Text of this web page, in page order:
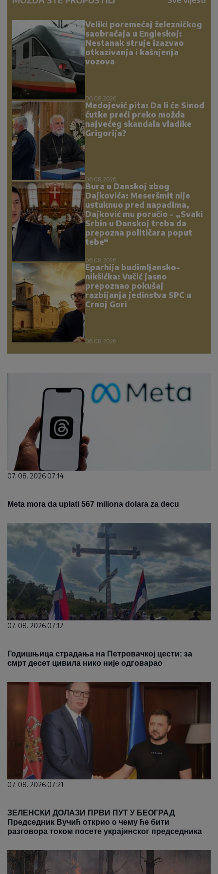
Veliki poremećaj železničkog
saobraćaja u Engleskoj:
Nestanak struje izazvao
otkazivanja i kašnjenja
vozova
06.08.2026.
Medojević pita: Da li će Sinod
ćutke preći preko možda
najvećeg skandala vladike
Grigorija?
06.08.2026.
Bura u Danskoj zbog
Dajkovića: Meseršmit nije
ustuknuo pred napadima,
Dajković mu poručio - „Svaki
Srbin u Danskoj treba da
prepozna političara poput
tebe“
06.08.2026.
Eparhija budimljansko-
nikšićka: Vučić jasno
prepoznao pokušaj
razbijanja jedinstva SPC u
Crnoj Gori
06.08.2026.
07. 08. 2026 07:14
Meta mora da uplati 567 miliona dolara za decu
07. 08. 2026 07:12
Годишњица страдања на Петровачкој цести: за
смрт десет цивила нико није одговарао
07. 08. 2026 07:21
ЗЕЛЕНСКИ ДОЛАЗИ ПРВИ ПУТ У БЕОГРАД
Председник Вучић открио о чему ће бити
разговора током посете украјинског председника